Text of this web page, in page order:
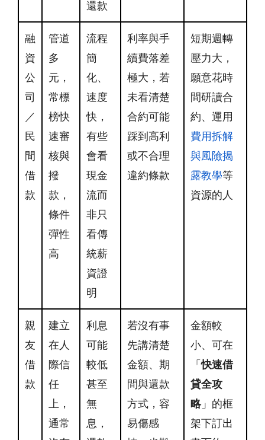
還款
融
資
公
司
／
民
間
借
款
管道
多
元，
常標
榜快
速審
核與
撥
款，
條件
彈性
高
流程
簡
化、
速度
快，
有些
會看
現金
流而
非只
看傳
統薪
資證
明
利率與手
續費落差
極大，若
未看清楚
合約可能
踩到高利
或不合理
違約條款
短期週轉
壓力大，
願意花時
間研讀合
約、運用
費用拆解
與風險揭
露教學等
資源的人
親
友
借
款
建立
在人
際信
任
上，
通常
利息
可能
較低
甚至
無
息，
若沒有事
先講清楚
金額、期
間與還款
方式，容
易傷感
金額較
小、可在
「快速借
貸全攻
略 」的框
架下訂出